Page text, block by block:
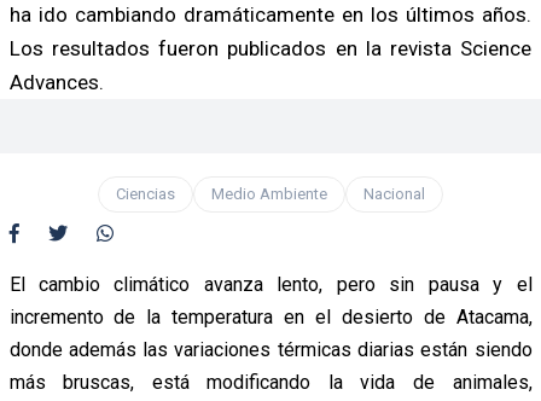
ha ido cambiando dramáticamente en los últimos años.
Los resultados fueron publicados en la revista Science
Advances.
Ciencias Medio Ambiente Nacional
El cambio climático avanza lento, pero sin pausa y el
incremento de la temperatura en el desierto de Atacama,
donde además las variaciones térmicas diarias están siendo
más bruscas, está modificando la vida de animales,